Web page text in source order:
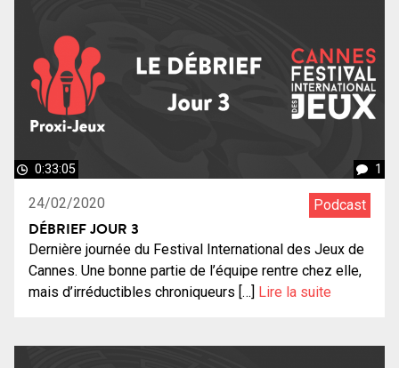
0:33:05 1
24/02/2020 Podcast
DÉBRIEF JOUR 3
Dernière journée du Festival International des Jeux de
Cannes. Une bonne partie de l’équipe rentre chez elle,
mais d’irréductibles chroniqueurs […] Lire la suite